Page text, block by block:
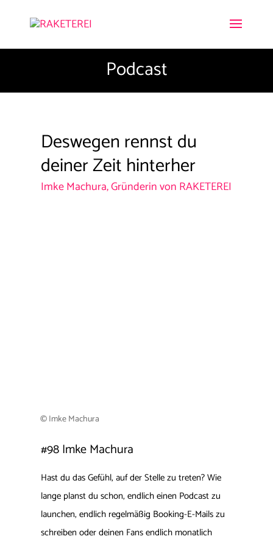
Podcast
Deswegen rennst du
deiner Zeit hinterher
Imke Machura, Gründerin von RAKETEREI
© Imke Machura
#98Imke Machura
Hast du das Gefühl, auf der Stelle zu treten? Wie
lange planst du schon, endlich einen Podcast zu
launchen, endlich regelmäßig Booking-E-Mails zu
schreiben oder deinen Fans endlich monatlich